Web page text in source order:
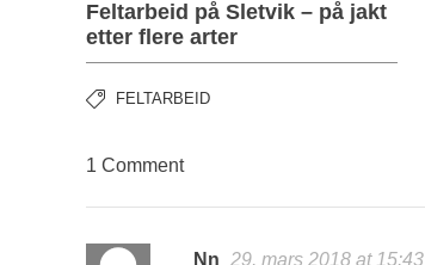
Feltarbeid på Sletvik – på jakt
etter flere arter
FELTARBEID
1 Comment
Nn 29. mars 2018 at 15:43